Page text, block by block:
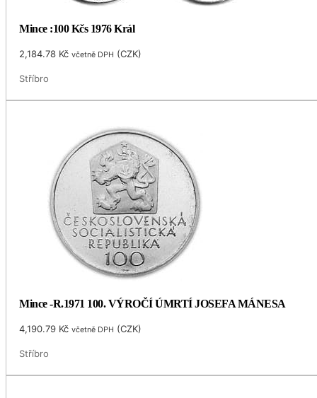
Mince :100 Kčs 1976 Král
2,184.78 Kč včetně DPH (CZK)
Stříbro
Mince -R.1971 100. VÝROČÍ ÚMRTÍ JOSEFA MÁNESA
4,190.79 Kč včetně DPH (CZK)
Stříbro